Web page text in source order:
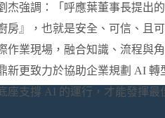
杰強調：「 呼應葉董事長提出
房』，也就是安全、可信、且
作業現場，融合知識、流程與
新更致力於協助企業規劃 AI 轉
座支撐 AI 的運行 ， 才能發揮最